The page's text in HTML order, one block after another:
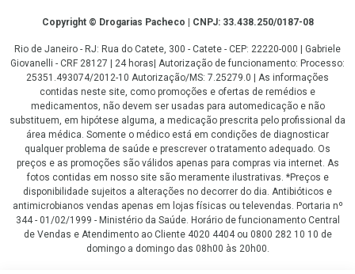
CopyrightCopyright © Drogarias Pacheco | CNPJ: 33.438.250/0187-08
Rio de Janeiro - RJ: Rua do Catete, 300 - Catete - CEP: 22220-000 | Gabriele
Giovanelli - CRF 28127 | 24 horas| Autorização de funcionamento: Processo:
25351.493074/2012-10 Autorização/MS: 7.25279.0 | As informações
contidas neste site, como promoções e ofertas de remédios e
medicamentos, não devem ser usadas para automedicação e não
substituem, em hipótese alguma, a medicação prescrita pelo profissional da
área médica. Somente o médico está em condições de diagnosticar
qualquer problema de saúde e prescrever o tratamento adequado. Os
preços e as promoções são válidos apenas para compras via internet. As
fotos contidas em nosso site são meramente ilustrativas. *Preços e
disponibilidade sujeitos a alterações no decorrer do dia. Antibióticos e
antimicrobianos vendas apenas em lojas físicas ou televendas. Portaria nº
344 - 01/02/1999 - Ministério da Saúde. Horário de funcionamento Central
de Vendas e Atendimento ao Cliente 4020 4404 ou 0800 282 10 10 de
domingo a domingo das 08h00 às 20h00.